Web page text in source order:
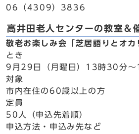
06（4309）3836
高井田老人センターの教室＆
敬老お楽しみ会「芝居語りとオカ
とき
9月29日（月曜日）13時30分～
対象
市内在住の60歳以上の方
定員
50人（申込先着順）
申込方法・申込み先など